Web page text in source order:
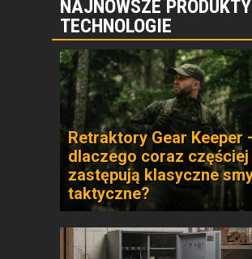
NAJNOWSZE
TECHNOLOGIE
Retraktory Gear Keeper
dlaczego coraz częściej
zastępują klasyczne
taktyczne?